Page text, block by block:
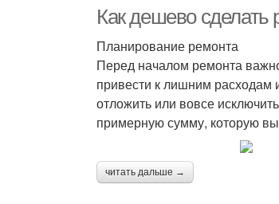
Как дешево
Планирование ремонта
Перед началом ремонта
привести к лишним расходам
отложить или вовсе
примерную сумму, которую вы
читать дальше →